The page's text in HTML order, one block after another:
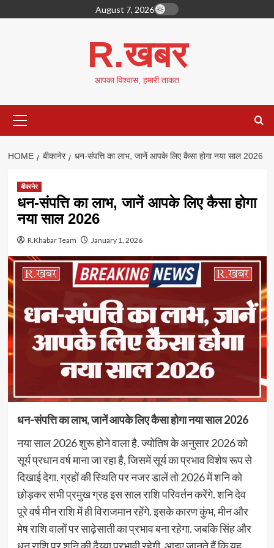
to
August 7, 2026
R.खबर
आपका विश्वास, हमारी ताकत
Menu
HOME बीकानेर धन-संपत्ति का लाभ, जानें आपके लिए कैसा होगा नया साल 2026
बीकानेर
धन-संपत्ति का लाभ, जानें आपके लिए कैसा होगा
नया साल 2026
R.Khabar Team January 1, 2026
धन-संपत्ति का लाभ, जानें आपके लिए कैसा होगा नया साल 2026
नया साल 2026 शुरू होने वाला है. ज्योतिष के अनुसार 2026 को
सूर्य प्रधान वर्ष माना जा रहा है, जिसमें सूर्य का प्रभाव विशेष रूप से
दिखाई देगा. ग्रहों की स्थिति पर नजर डालें तो 2026 में शनि को
छोड़कर सभी प्रमुख ग्रह इस साल राशि परिवर्तन करेंगे. शनि देव
पूरे वर्ष मीन राशि में ही विराजमान रहेंगे. इसके कारण कुंभ, मीन और
मेष राशि वालों पर साढ़ेसाती का प्रभाव बना रहेगा. जबकि सिंह और